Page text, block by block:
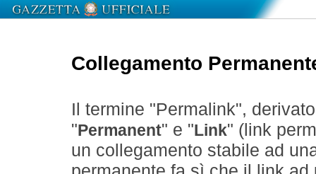
Collegamento
Il termine "Permalink",
" Permanent" e " Link" (link
un collegamento stabile ad